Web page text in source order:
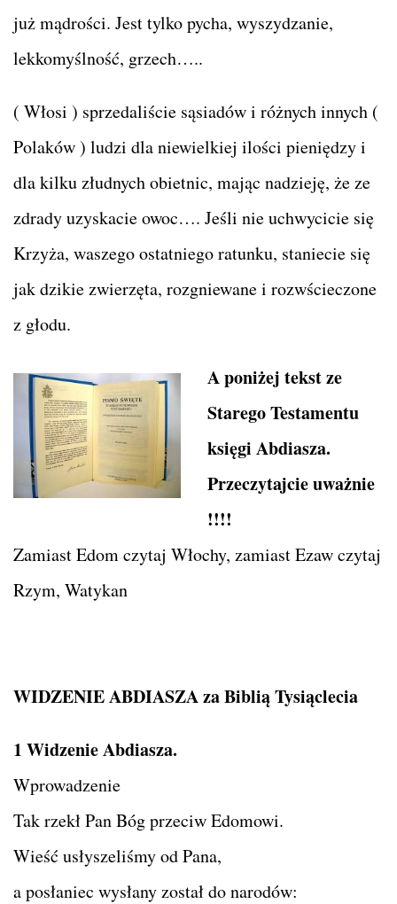
już mądrości. Jest tylko pycha, wyszydzanie,
lekkomyślność, grzech…..
( Włosi ) sprzedaliście sąsiadów i różnych innych (
Polaków ) ludzi dla niewielkiej ilości pieniędzy i
dla kilku złudnych obietnic, mając nadzieję, że ze
zdrady uzyskacie owoc…. Jeśli nie uchwycicie się
Krzyża, waszego ostatniego ratunku, staniecie się
jak dzikie zwierzęta, rozgniewane i rozwścieczone
z głodu.
A poniżej tekst ze
Starego Testamentu
księgi Abdiasza.
Przeczytajcie uważnie
!!!!
Zamiast Edom czytaj Włochy, zamiast Ezaw czytaj
Rzym, Watykan
WIDZENIE ABDIASZA za Biblią Tysiąclecia
1 Widzenie Abdiasza.
Wprowadzenie
Tak rzekł Pan Bóg przeciw Edomowi.
Wieść usłyszeliśmy od Pana,
a posłaniec wysłany został do narodów: